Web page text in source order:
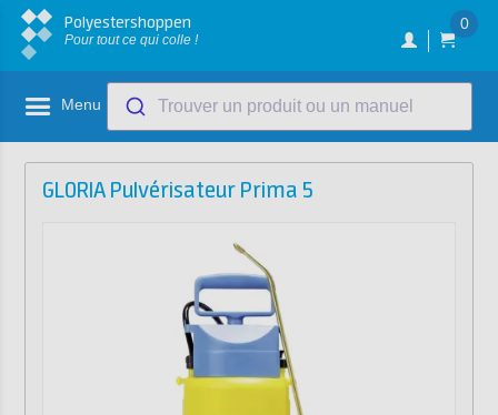
Polyestershoppen
Pour tout ce qui colle !
0
Menu Trouver un produit ou un manuel
GLORIA Pulvérisateur Prima 5